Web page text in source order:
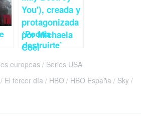
‘Podría
destruirte’
que buscas
europeas
Series USA
El tercer día HBO HBO España
Sky